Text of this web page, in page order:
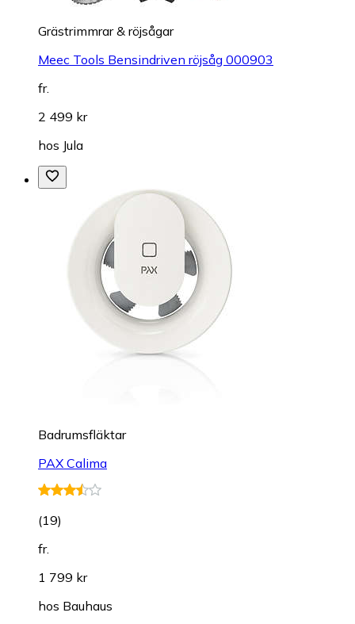
Grästrimmrar & röjsågar
Meec Tools Bensindriven röjsåg 000903
fr.
2 499 kr
hos Jula
Badrumsfläktar
PAX Calima
(19)
fr.
1 799 kr
hos Bauhaus